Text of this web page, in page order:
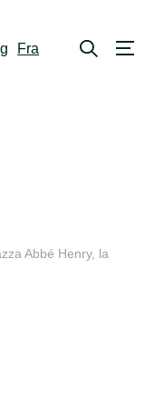
Fra
Abbé Henry, la